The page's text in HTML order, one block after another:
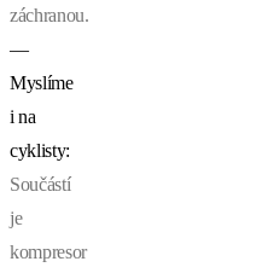
záchranou.
—
Myslíme
i na
cyklisty:
Součástí
je
kompresor